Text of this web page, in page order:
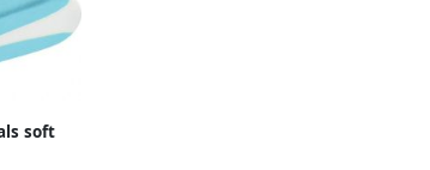
soft
assorti